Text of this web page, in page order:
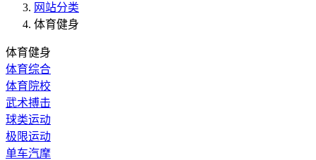
网站分类
体育健身
体育健身
体育综合
体育院校
武术搏击
球类运动
极限运动
单车汽摩